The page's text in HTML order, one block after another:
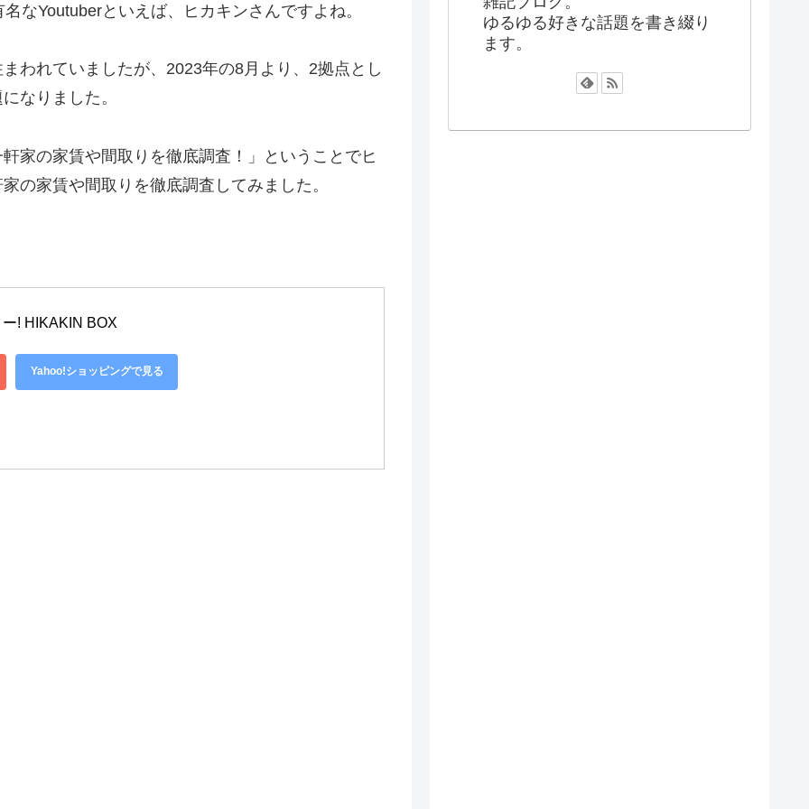
なYoutuberといえば、ヒカキンさんですよね。
われていましたが、2023年の8月より、2拠点とし
なりました。
家の家賃や間取りを徹底調査！」ということでヒ
の家賃や間取りを徹底調査してみました。
! HIKAKIN BOX
Yahoo!ショッピングで見る
ゆるゆる好きな話題を書き綴り
ます。